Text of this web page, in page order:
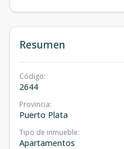
Resumen
Código:
2644
Provincia:
Puerto Plata
Tipo de inmueble:
Apartamentos